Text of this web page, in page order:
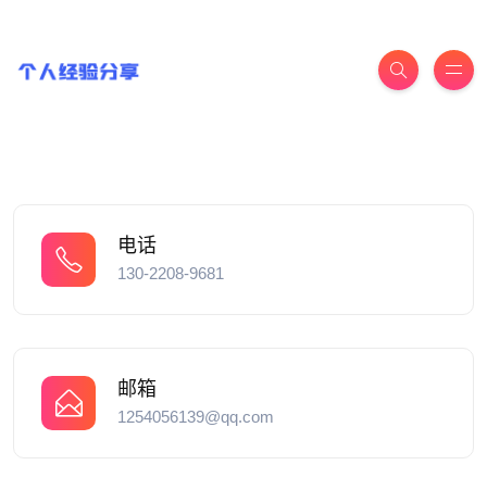
电话
130-2208-9681
邮箱
1254056139@qq.com